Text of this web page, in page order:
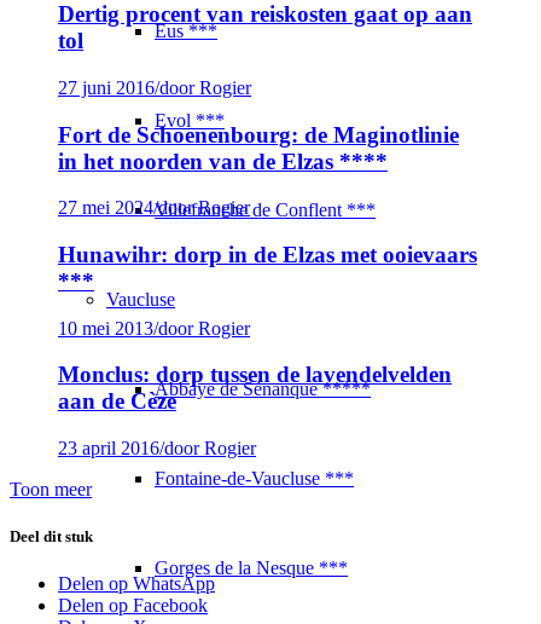
Eus ***
Evol ***
Villefranche de Conflent ***
Vaucluse
Abbaye de Sénanque *****
Fontaine-de-Vaucluse ***
Gorges de la Nesque ***
Dertig procent van reiskosten gaat op aan
tol
27 juni 2016/door Rogier
Fort de Schoenenbourg: de Maginotlinie
in het noorden van de Elzas ****
27 mei 2024/door Rogier
Hunawihr: dorp in de Elzas met ooievaars
***
10 mei 2013/door Rogier
Monclus: dorp tussen de lavendelvelden
aan de Cèze
23 april 2016/door Rogier
Toon meer
Deel dit stuk
Delen op WhatsApp
Delen op Facebook